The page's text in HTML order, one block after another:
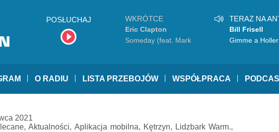
POSŁUCHAJ WKRÓTCE
Eric Clapton
Someday (feat. Mark
TERAZ NA
Bill Frisell
Gimme a Holler
O RADIU LISTA PRZEBOJÓW WSPÓŁPRACA
2021
,Aktualności, Aplikacja mobilna, Kętrzyn, Lidzbark Warm.,